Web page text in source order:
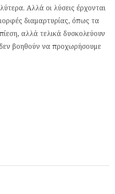
Αλλά οι λύσεις έρχονται
διαμαρτυρίας, όπως τα
αλλά τελικά δυσκολεύουν
βοηθούν να προχωρήσουμε